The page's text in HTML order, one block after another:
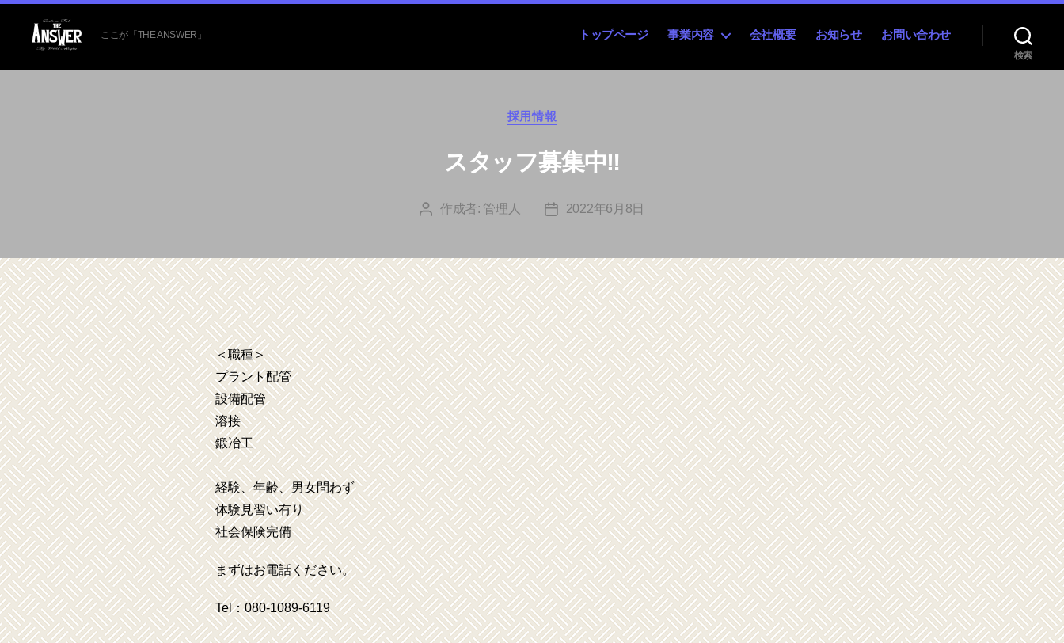
ここが「THE ANSWER」 トップページ 事業内容 会社概要 お知らせ お問い合わせ
検索
カ
テ
リ
ー
採用情報
スタッフ募集中‼
投 作成者: 管理人
投
2022年6月8日
＜職種＞
プラント配管
設備配管
溶接
鍛冶工
経験、年齢、男女問わず
体験見習い有り
社会保険完備
まずはお電話ください。
Tel：080-1089-6119